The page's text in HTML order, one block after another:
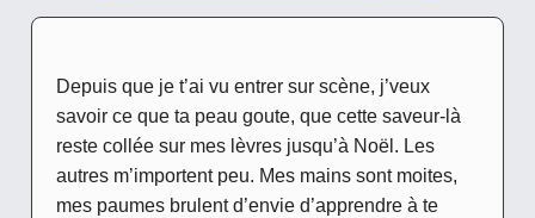
Depuis que je t’ai vu entrer sur scène, j’veux
savoir ce que ta peau goute, que cette saveur-là
reste collée sur mes lèvres jusqu’à Noël. Les
autres m’importent peu. Mes mains sont moites,
mes paumes brulent d’envie d’apprendre à te